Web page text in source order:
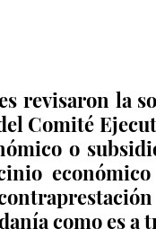
revisaron la
Comité
o
como es a